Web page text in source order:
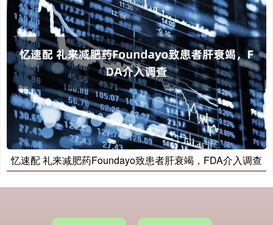
忆速配 礼来减肥药Foundayo致患者肝衰竭，FDA介入调查